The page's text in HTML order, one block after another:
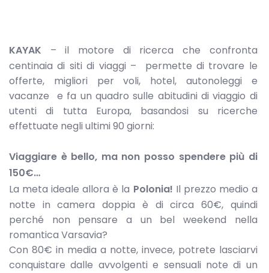
KAYAK
– il motore di ricerca che confronta
centinaia di siti di viaggi – permette di trovare le
offerte, migliori per voli, hotel, autonoleggi e
vacanze e fa un quadro sulle abitudini di viaggio di
utenti di tutta Europa, basandosi su ricerche
effettuate negli ultimi 90 giorni:
Viaggiare è bello, ma non posso spendere più di
150€…
La meta ideale allora è la Polonia! Il prezzo medio a
notte in camera doppia è di circa 60€, quindi
perché non pensare a un bel weekend nella
romantica Varsavia?
Con 80€ in media a notte, invece, potrete lasciarvi
conquistare dalle avvolgenti e sensuali note di un